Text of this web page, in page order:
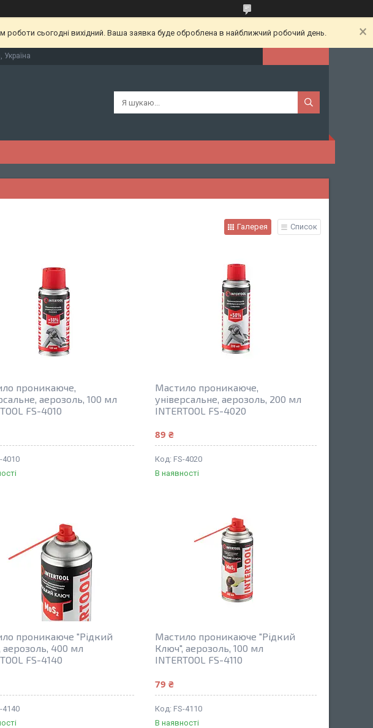
сьогодні вихідний. Ваша заявка буде оброблена в найближчий робочий день.
Україна
Галерея Список
проникаюче,
аерозоль, 100 мл
FS-4010
4010
Мастило проникаюче,
універсальне, аерозоль, 200 мл
INTERTOOL FS-4020
89 ₴
FS-4020
В наявності
проникаюче "Рідкий
аерозоль, 400 мл
FS-4140
4140
Мастило проникаюче "Рідкий
Ключ", аерозоль, 100 мл
INTERTOOL FS-4110
79 ₴
FS-4110
В наявності